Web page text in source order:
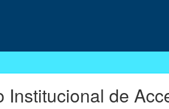
Institucional de